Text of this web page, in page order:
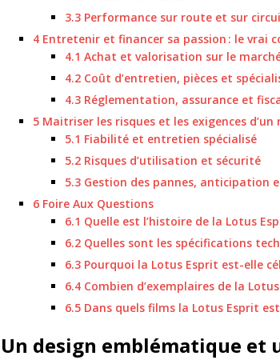
3.3 Performance sur route et sur
4 Entretenir et financer sa passion : le vrai
4.1 Achat et valorisation sur le
4.2 Coût d’entretien, pièces et
4.3 Réglementation, assurance et
5 Maitriser les risques et les exigences d’un
5.1 Fiabilité et entretien spécialisé
5.2 Risques d’utilisation et sécurité
5.3 Gestion des pannes, anticipation
6 Foire Aux Questions
6.1 Quelle est l’histoire de la Lotus
6.2 Quelles sont les spécifications
6.3 Pourquoi la Lotus Esprit est-elle
6.4 Combien d’exemplaires de la
6.5 Dans quels films la Lotus Esprit
Un design emblématique et